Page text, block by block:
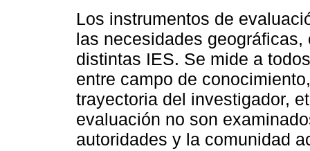
Los instrumentos de
las necesidades
distintas IES. Se mide a
entre campo de
trayectoria del investigador,
evaluación no son
autoridades y la comunidad